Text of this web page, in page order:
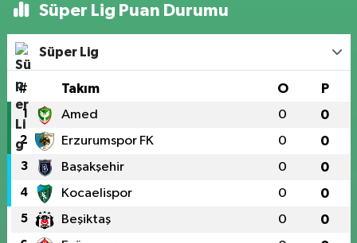
Süper Lig Puan Durumu
Süper Lig
# Takım O P
1 Amed 0 0
2 Erzurumspor FK 0 0
3 Başakşehir 0 0
4 Kocaelispor 0 0
5 Beşiktaş 0 0